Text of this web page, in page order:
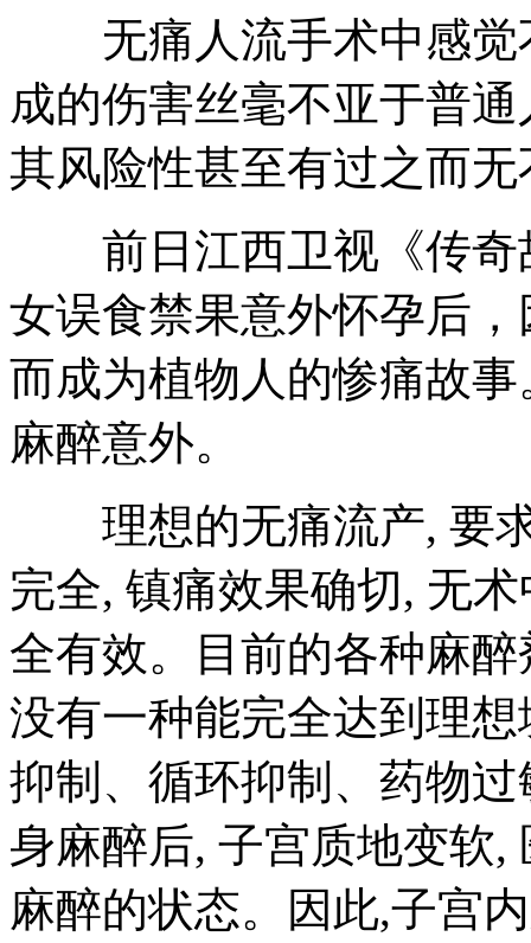
无痛人流手术中感觉
成的伤害丝毫不亚于普
其风险性甚至有过之而无
前日江西卫视《传奇
女误食禁果意外怀孕后
而成为植物人的惨痛故
麻醉意外。
理想的无痛流产, 要求
完全, 镇痛效果确切, 无
全有效。目前的各种麻
没有一种能完全达到理
抑制、循环抑制、药物
身麻醉后, 子宫质地变软,
麻醉的状态。因此,子宫